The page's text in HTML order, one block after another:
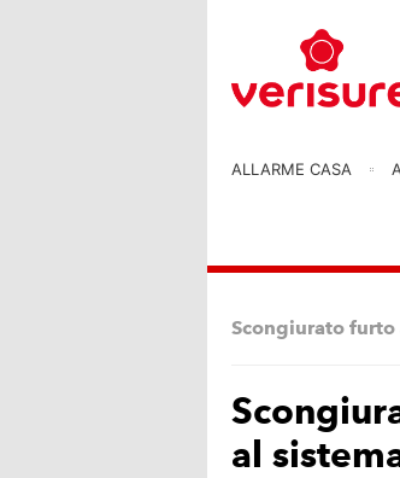
ALLARME CASA
Scongiurato furto
al